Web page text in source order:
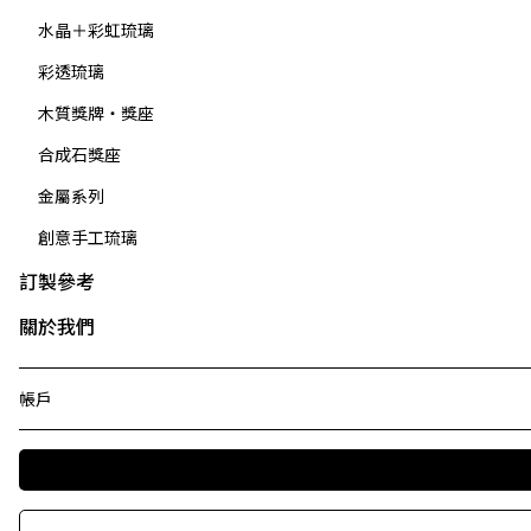
水晶＋彩虹琉璃
彩透琉璃
木質獎牌・獎座
合成石獎座
金屬系列
創意手工琉璃
訂製參考
關於我們
帳戶